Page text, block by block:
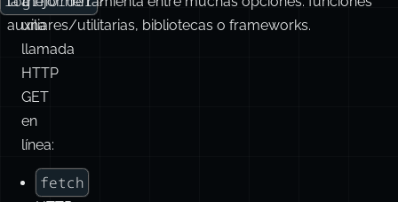
una
llamada
HTTP
GET
en
línea:
fetch
auxiliares/utilitarias, bibliotecas o frameworks.